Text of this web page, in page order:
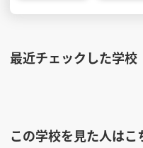
最近チェックした学校
この学校を見た人は